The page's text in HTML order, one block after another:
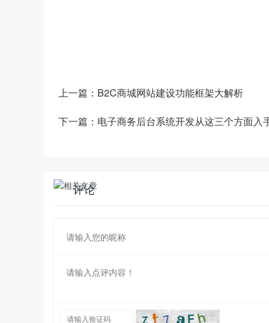
上一篇： B2C商城网站建设功能框架大解析
下一篇： 电子商务后台系统开发从这三个方面入
评论